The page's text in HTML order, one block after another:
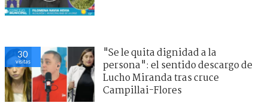
30
visitas
"Se le quita dignidad a la
persona": el sentido descargo de
Lucho Miranda tras cruce
Campillai-Flores